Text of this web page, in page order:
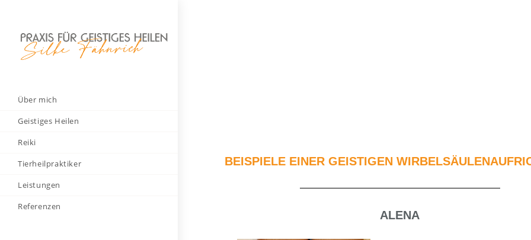
Über mich
Geistiges Heilen
Reiki
Tierheilpraktiker
Leistungen
Referenzen
BEISPIELE EINER GEISTIGEN
ALENA